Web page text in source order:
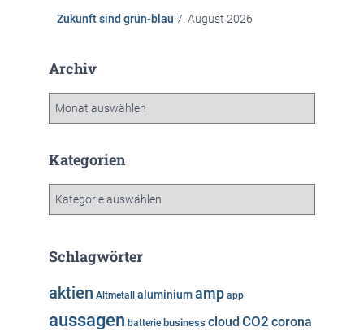
Zukunft sind grün-blau 7. August 2026
Archiv
h
Kategorien
g
r
i
Schlagwörter
aktien Altmetall aluminiumamp app
aussagen batterie business cloud CO2 corona